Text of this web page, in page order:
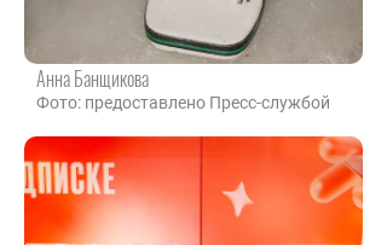
Анна Банщикова
Фото: предоставлено Пресс-службой